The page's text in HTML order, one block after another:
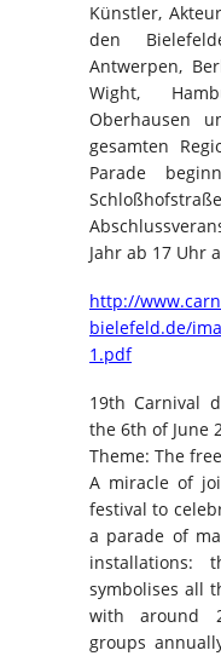
Künstler,
den
Antwerpen,
Wight,
Oberhausen
gesamten
Parade
Jahr ab 17 Uhr
http://
bielefeld.de/
1.pdf
19th Carnival
the 6th of June
Theme: The
A miracle of
festival to
a parade of
installations:
symbolises all
with around
groups